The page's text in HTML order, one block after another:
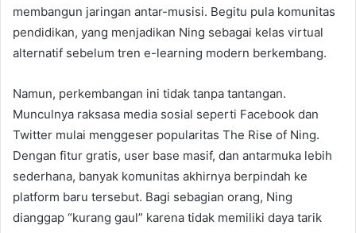
membangun jaringan antar-musisi. Begitu pula komunitas
pendidikan, yang menjadikan Ning sebagai kelas virtual
alternatif sebelum tren e-learning modern berkembang.
Namun, perkembangan ini tidak tanpa tantangan.
Munculnya raksasa media sosial seperti Facebook dan
Twitter mulai menggeser popularitas The Rise of Ning.
Dengan fitur gratis, user base masif, dan antarmuka lebih
sederhana, banyak komunitas akhirnya berpindah ke
platform baru tersebut. Bagi sebagian orang, Ning
dianggap “kurang gaul” karena tidak memiliki daya tarik